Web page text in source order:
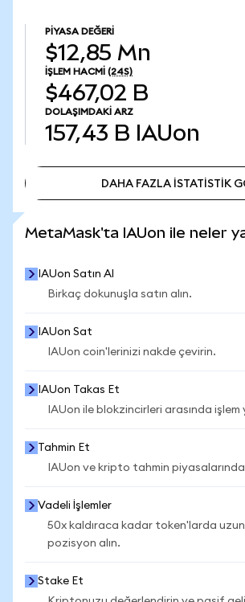
PIYASA DEĞERI
$12,85 Mn
İŞLEM HACMI (24S)
$467,02 B
DOLAŞIMDAKI ARZ
157,43 B IAUon
DAHA FAZLA İSTATİSTİK
MetaMask'ta IAUon ile neler
IAUon Satın Al
Birkaç dokunuşla satın alın.
IAUon Sat
IAUon coin'lerinizi nakde çevirin.
IAUon Takas Et
IAUon ile blokzincirleri arasında işlem
Tahmin Et
IAUon ve kripto tahmin piyasalarında
Vadeli İşlemler
50x kaldıraca kadar token'larda uzun
pozisyon alın.
Stake Et